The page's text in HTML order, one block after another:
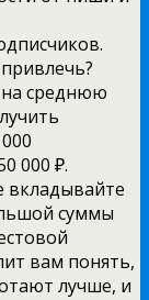
среднюю
000 ₽.
вкладывайте
суммы
вам понять,
лучше, и